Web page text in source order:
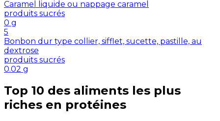
Caramel liquide ou nappage caramel
produits sucrés
0 g
5
Bonbon dur type collier, sifflet, sucette, pastille, au
dextrose
produits sucrés
0.02 g
Top 10 des aliments les plus
riches en protéines